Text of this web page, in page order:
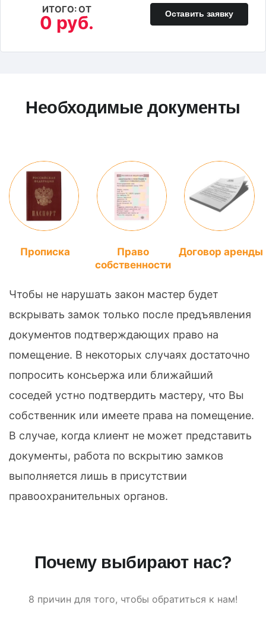
ИТОГО: ОТ
0 руб. Оставить заявку
Необходимые документы
Прописка
Право
собственности
Договор аренды
Чтобы не нарушать закон мастер будет
вскрывать замок только после предъявления
документов подтверждающих право на
помещение. В некоторых случаях достаточно
попросить консьержа или ближайший
соседей устно подтвердить мастеру, что Вы
собственник или имеете права на помещение.
В случае, когда клиент не может представить
документы, работа по вскрытию замков
выполняется лишь в присутствии
правоохранительных органов.
Почему выбирают нас?
8 причин для того, чтобы обратиться к нам!